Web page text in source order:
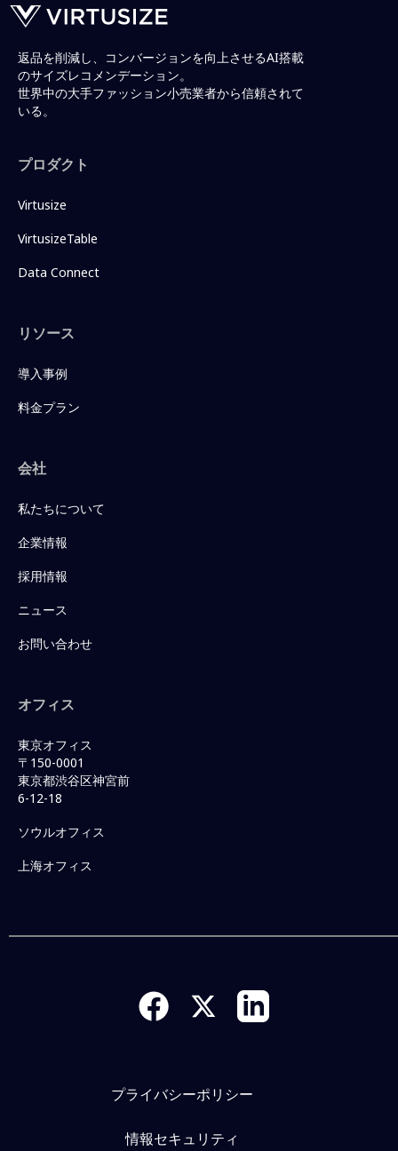
返品を削減し、コンバージョンを向上させるAI搭載
のサイズレコメンデーション。
世界中の大手ファッション小売業者から信頼されて
いる。
プロダクト
Virtusize
VirtusizeTable
Data Connect
リソース
導入事例
料金プラン
会社
私たちについて
企業情報
採用情報
ニュース
お問い合わせ
オフィス
東京オフィス
〒150-0001
東京都渋谷区神宮前
6-12-18
ソウルオフィス
上海オフィス
プライバシーポリシー
情報セキュリティ